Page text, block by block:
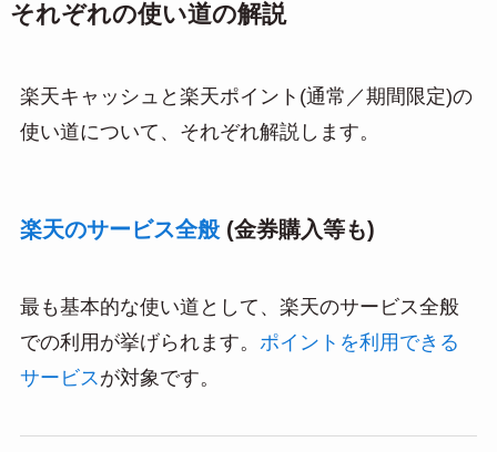
それぞれの使い道の解説
楽天キャッシュと楽天ポイント(通常／期間限定)の
使い道について、それぞれ解説します。
楽天のサービス全般(金券購入等も)
最も基本的な使い道として、楽天のサービス全般
での利用が挙げられます。 ポイントを利用できる
サービス が対象です。